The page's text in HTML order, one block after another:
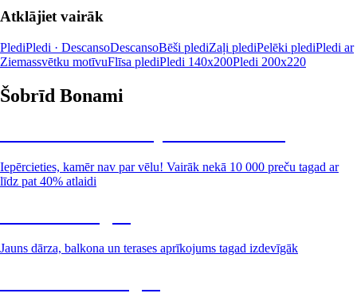
Atklājiet vairāk
PlediPledi · DescansoDescansoBēši plediZaļi plediPelēki plediPledi ar
Ziemassvētku motīvuFlīsa plediPledi 140x200Pledi 200x220
Šobrīd Bonami
Iepērcieties, kamēr nav par vēlu! Vairāk nekā 10 000 preču tagad ar
līdz pat 40% atlaidi
Jauns dārza, balkona un terases aprīkojums tagad izdevīgāk